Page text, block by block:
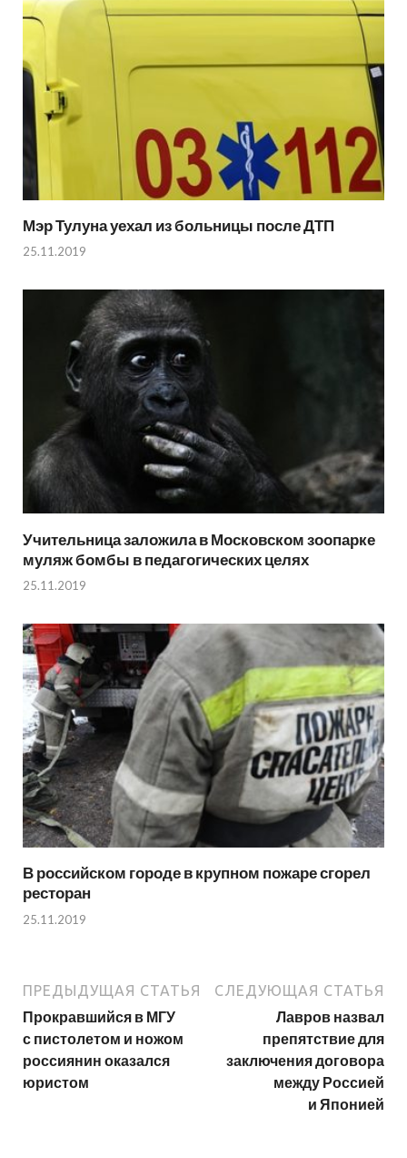
Мэр Тулуна уехал из больницы после ДТП
25.11.2019
Учительница заложила в Московском зоопарке
муляж бомбы в педагогических целях
25.11.2019
В российском городе в крупном пожаре сгорел
ресторан
25.11.2019
ПРЕДЫДУЩАЯ СТАТЬЯ
Прокравшийся в МГУ
с пистолетом и ножом
россиянин оказался
юристом
СЛЕДУЮЩАЯ СТАТЬЯ
Лавров назвал
препятствие для
заключения договора
между Россией
и Японией